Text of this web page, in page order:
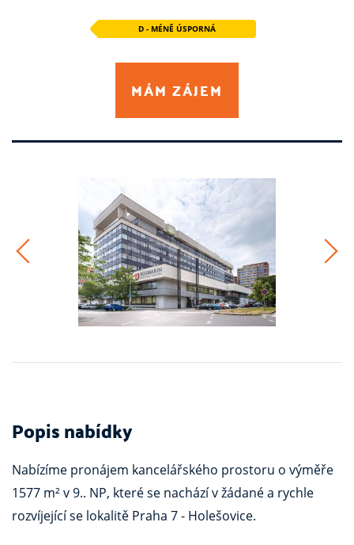
D - MÉNĚ ÚSPORNÁ
MÁM ZÁJEM
Popis nabídky
Nabízíme pronájem kancelářského prostoru o výměře
1577 m² v 9.. NP, které se nachází v žádané a rychle
rozvíjející se lokalitě Praha 7 - Holešovice.